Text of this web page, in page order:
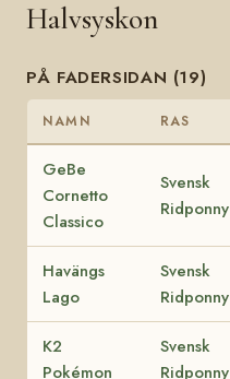
Halvsyskon
PÅ FADERSIDAN (19)
NAMN RAS
GeBe
Cornetto
Classico
Svensk
Ridponny
Havängs
Lago
Svensk
Ridponny
K2
Pokémon
Svensk
Ridponny